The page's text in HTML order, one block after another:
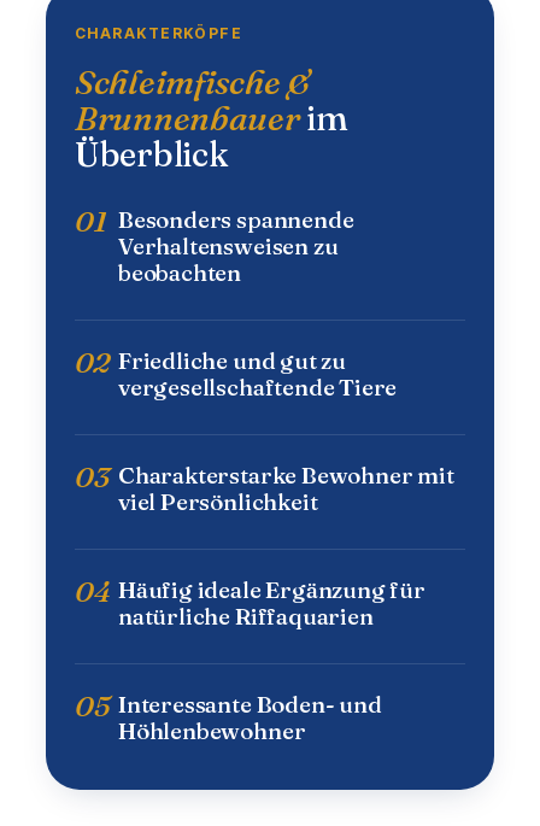
CHARAKTERKÖPFE
Schleimfische &
Brunnenbauerim
Überblick
01 Besonders spannende
Verhaltensweisen zu
beobachten
02 Friedliche und gut zu
vergesellschaftende Tiere
03 Charakterstarke Bewohner mit
viel Persönlichkeit
04 Häufig ideale Ergänzung für
natürliche Riffaquarien
05 Interessante Boden- und
Höhlenbewohner